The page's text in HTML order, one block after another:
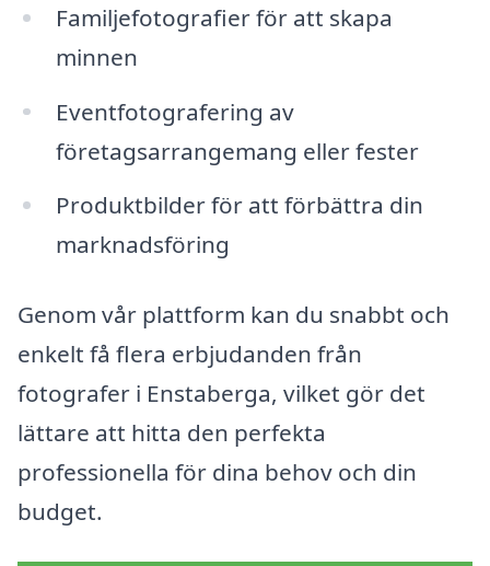
Familjefotografier för att skapa
minnen
Eventfotografering av
företagsarrangemang eller fester
Produktbilder för att förbättra din
marknadsföring
Genom vår plattform kan du snabbt och
enkelt få flera erbjudanden från
fotografer i Enstaberga, vilket gör det
lättare att hitta den perfekta
professionella för dina behov och din
budget.